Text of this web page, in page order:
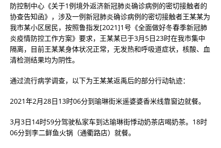
防控制中心《关于1例境外返济新冠肺炎确诊病例的密切接触者的
协查告知函》，涉及一例新冠肺炎确诊病例的密切接触者王某某为
我市某小区居民，按照鲁指发[2021]1号《全面做好冬春季新冠肺
炎疫情防控工作方案》要求，王某某已于3月5日23时在我市集中
隔离，目前王某某身体状况正常，无发热和呼吸道症状，核酸、血
清检测结果均为阴性。
通过流行病学调查，以下为王某某返禹后的部分行动轨迹：
2021年2月28日13时06分到瑜琳街米遥婆婆香米线靠窗边就餐。
3月3日14时59分驾驶私家车到达瑜琳街悸动奶茶店喝奶茶。18时
06分到李二鲜鱼火锅（通衢路店）就餐。